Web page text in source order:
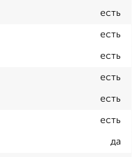
есть
есть
есть
есть
есть
есть
да